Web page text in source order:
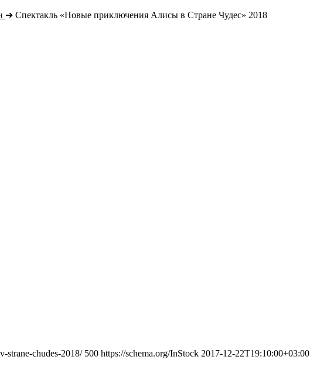
➔ Спектакль «Новые приключения Алисы в Стране Чудес» 2018
strane-chudes-2018/ 500 https://schema.org/InStock 2017-12-22T19:10:00+03:00